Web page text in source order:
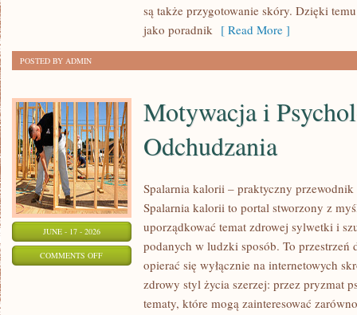
są także przygotowanie skóry. Dzięki
jako poradnik [ Read More ]
POSTED BY ADMIN
JUNE - 17 - 2026
COMMENTS OFFON
MOTYWACJA
Motywacja i
Odchudzania
Spalarnia kalorii – praktyczny
Spalarnia kalorii to portal stworzony z
uporządkować temat zdrowej sylwetki i
podanych w ludzki sposób. To
opierać się wyłącznie na internetowych
zdrowy styl życia szerzej: przez pryzmat
tematy, które mogą zainteresować